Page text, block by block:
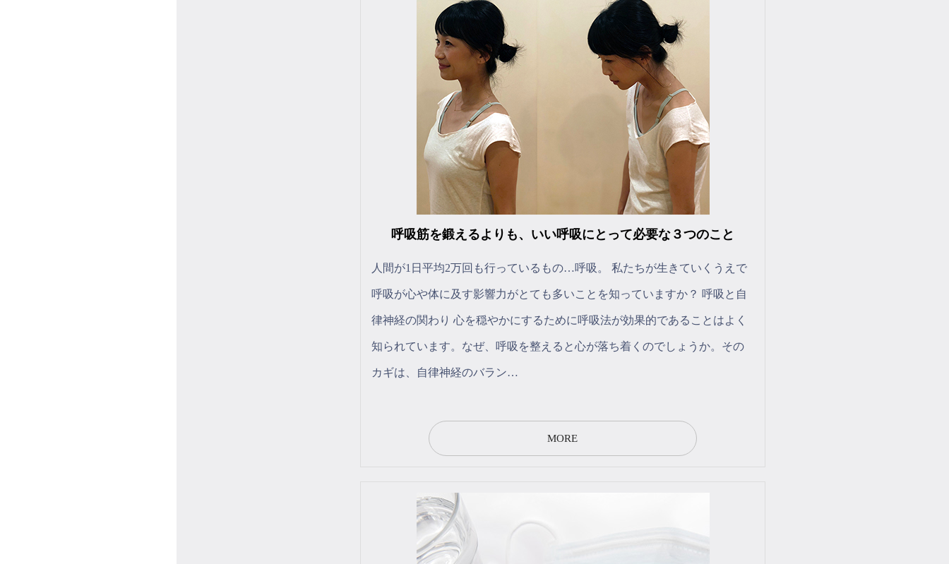
呼吸筋を鍛えるよりも、いい呼吸にとって必要な３つのこと
人間が1日平均2万回も行っているもの…呼吸。 私たちが生きていくうえで
呼吸が心や体に及す影響力がとても多いことを知っていますか？ 呼吸と自
律神経の関わり 心を穏やかにするために呼吸法が効果的であることはよく
知られています。なぜ、呼吸を整えると心が落ち着くのでしょうか。その
カギは、自律神経のバラン…
MORE